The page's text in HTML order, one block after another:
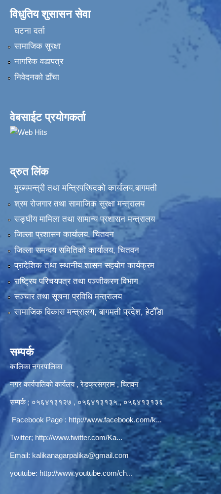
विधुतिय शुसासन सेवा
घटना दर्ता
सामाजिक सुरक्षा
नागरिक वडापत्र
निवेदनकाे ढाँचा
वेबसाईट प्रयोगकर्ता
द्रुत लिंक
मुख्यमन्त्री तथा मन्त्रिपरिषदको कार्यालय,बागमती
श्रम रोजगार तथा सामाजिक सुरक्षा मन्त्रालय
सङ्‍घीय मामिला तथा सामान्य प्रशासन मन्त्रालय
जिल्ला प्रशासन कार्यालय, चितवन
जिल्ला समन्वय समितिको कार्यालय, चितवन
प्रादेशिक तथा स्थानीय शासन सहयोग कार्यक्रम
राष्ट्रिय परिचयपत्र तथा पञ्‍जीकरण विभाग
सञ्‍चार तथा सूचना प्रविधि मन्त्रालय
सामाजिक विकास मन्त्रालय, बागमती प्रदेश, हेटौँडा
सम्पर्क
कालिका नगरपालिका
नगर कार्यपालिकाे कार्यलय‍ , रेडक्रसग्राम , चितवन
सम्पर्क ; ०५६४१३१२७ , ०५६४१३१३५ , ०५६४१३१३६
Facebook Page : http://www.facebook.com/k...
Twitter; http://www.twitter.com/Ka...
Email: kalikanagarpalika@gmail.com
youtube: http://www.youtube.com/ch...